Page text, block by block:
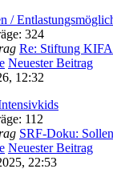
/
: 324
Re: Stiftung
Neuester Beitrag
12:32
: 112
SRF-Doku:
Neuester Beitrag
22:53